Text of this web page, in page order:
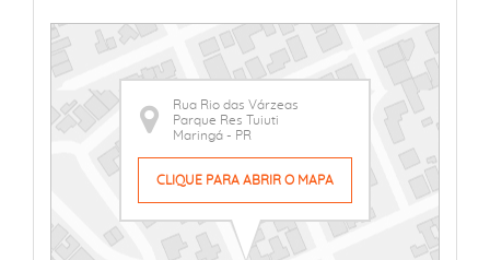
Rua Rio das Várzeas
Parque Res Tuiuti
Maringá - PR
CLIQUE PARA ABRIR O MAPA